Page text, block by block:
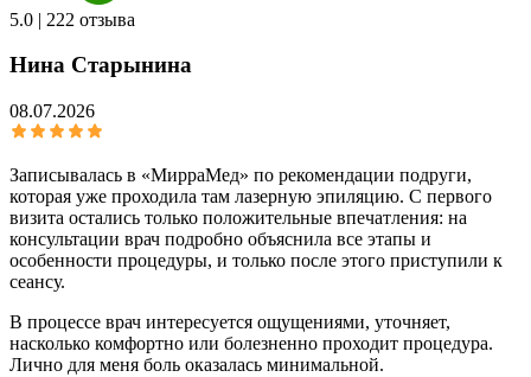
5.0 | 222 отзыва
Нина Старынина
08.07.2026
Записывалась в «МирраМед» по рекомендации подруги,
которая уже проходила там лазерную эпиляцию. С первого
визита остались только положительные впечатления: на
консультации врач подробно объяснила все этапы и
особенности процедуры, и только после этого приступили к
сеансу.
В процессе врач интересуется ощущениями, уточняет,
насколько комфортно или болезненно проходит процедура.
Лично для меня боль оказалась минимальной.